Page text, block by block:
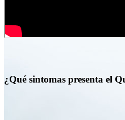
¿Qué sintomas presenta el